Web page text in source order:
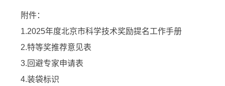
附件：
1.2025年度北京市科学技术奖励提名工作手册
2.特等奖推荐意见表
3.回避专家申请表
4.装袋标识